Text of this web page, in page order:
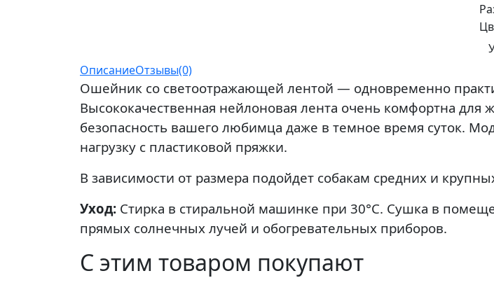
ОписаниеОтзывы(0)
Ошейник со светоотражающей лентой — одновременно
Высококачественная нейлоновая лента очень комфортна для
безопасность вашего любимца даже в темное время суток.
нагрузку с пластиковой пряжки.
В зависимости от размера подойдет собакам средних и
Уход: Стирка в стиральной машинке при 30°C. Сушка в
прямых солнечных лучей и обогревательных приборов.
С этим товаром покупают